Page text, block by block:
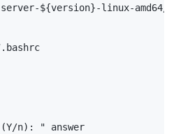
server-${version}-linux-amd64/
(Y/n): " answer